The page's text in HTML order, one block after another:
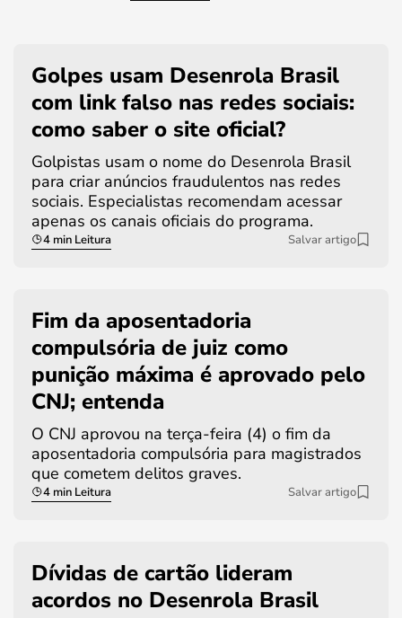
Golpes usam Desenrola Brasil
com link falso nas redes sociais:
como saber o site oficial?
Golpistas usam o nome do Desenrola Brasil
para criar anúncios fraudulentos nas redes
sociais. Especialistas recomendam acessar
apenas os canais oficiais do programa.
4 min Leitura Salvar artigo
Fim da aposentadoria
compulsória de juiz como
punição máxima é aprovado pelo
CNJ; entenda
O CNJ aprovou na terça-feira (4) o fim da
aposentadoria compulsória para magistrados
que cometem delitos graves.
4 min Leitura Salvar artigo
Dívidas de cartão lideram
acordos no Desenrola Brasil